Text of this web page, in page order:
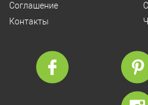
Соглашение
Контакты